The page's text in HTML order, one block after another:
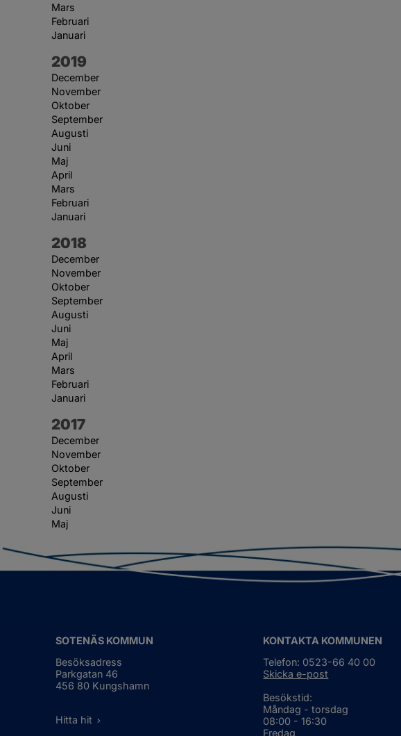
Mars
Februari
Januari
År:
2019
December
November
Oktober
September
Augusti
Juni
Maj
April
Mars
Februari
Januari
År:
2018
December
November
Oktober
September
Augusti
Juni
Maj
April
Mars
Februari
Januari
År:
2017
December
November
Oktober
September
Augusti
Juni
Maj
SOTENÄS KOMMUN
Besöksadress
Parkgatan 46
456 80 Kungshamn
Hitta hit
KONTAKTA KOMMUNEN
Telefon: 0523-66 40 00
Skicka e-post
Besökstid:
Måndag - torsdag
08:00 - 16:30
Fredag